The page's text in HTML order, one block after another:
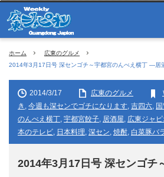
ホーム
広東のグルメ
2014年3月17日号 深センゴチ～宇都宮のんべえ横丁 ―
2014/3/17 広東のグルメ
き , 今週も深センでゴチになります, 吉四六,
のんべえ横丁, 宇都宮餃子, 居酒屋, 広東ジャ
本のテレビ, 日本料理, 深セン, 焼酎, 白菜豚バ
2014年3月17日号 深センゴチ